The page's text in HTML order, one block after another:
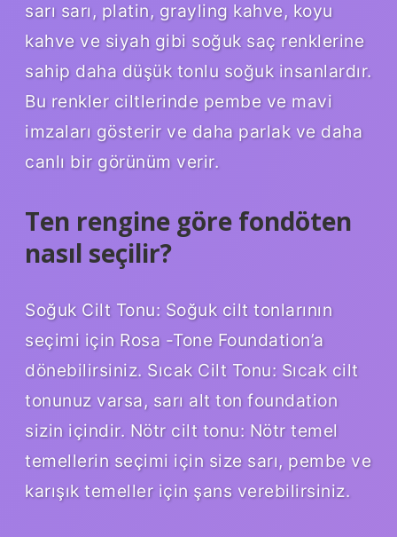
sarı sarı, platin, grayling kahve, koyu
kahve ve siyah gibi soğuk saç renklerine
sahip daha düşük tonlu soğuk insanlardır.
Bu renkler ciltlerinde pembe ve mavi
imzaları gösterir ve daha parlak ve daha
canlı bir görünüm verir.
Ten rengine göre fondöten
nasıl seçilir?
Soğuk Cilt Tonu: Soğuk cilt tonlarının
seçimi için Rosa -Tone Foundation’a
dönebilirsiniz. Sıcak Cilt Tonu: Sıcak cilt
tonunuz varsa, sarı alt ton foundation
sizin içindir. Nötr cilt tonu: Nötr temel
temellerin seçimi için size sarı, pembe ve
karışık temeller için şans verebilirsiniz.